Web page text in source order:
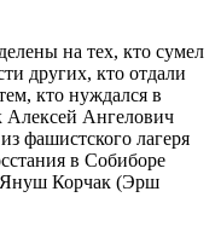
на тех, кто сумел
других, кто отдали
кто нуждался в
Ангелович
фашистского лагеря
в Собиборе
Януш Корчак (Эрш